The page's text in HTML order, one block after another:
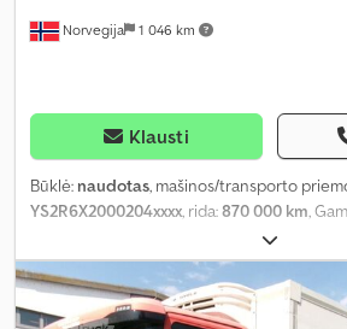
Norvegija 1 046 km
Klausti
Būklė: naudotas, mašinos/transporto
YS2R6X2000204xxxx, rida:870 000 km,